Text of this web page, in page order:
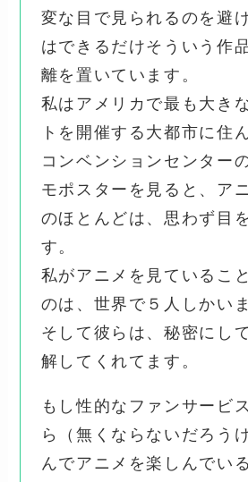
変な目で見られるのを避
はできるだけそういう作
離を置いています。
私はアメリカで最も大き
トを開催する大都市に住
コンベンションセンター
モポスターを見ると、ア
のほとんどは、思わず目
す。
私がアニメを見ているこ
のは、世界で５人しかい
そして彼らは、秘密にし
解してくれてます。
もし性的なファンサービ
ら（無くならないだろう
んでアニメを楽しんでい